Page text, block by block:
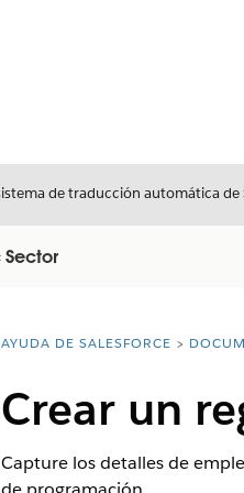
de traducción automática de
de materias
Usted está aquí:
AYUDA DE SALESFORCE
Crear un
Capture los detalles de